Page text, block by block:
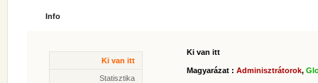
Info
Ki van itt
Ki van itt
Magyarázat : Adminisztrátorok,
Statisztika
Statisztika
* Hozzászólások száma:
62632
* Témák száma: